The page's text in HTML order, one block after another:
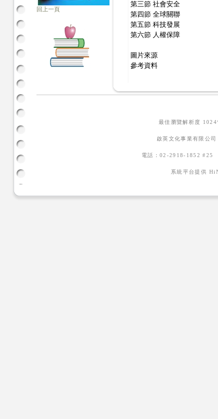
回上一頁
第三節 社會安全
第四節 全球關聯
第五節 科技發展
第六節 人權保障
圖片來源
參考資料
最佳瀏覽解析度
啟英文化事業有限公
電話：02-2918-1852
系統平台提供